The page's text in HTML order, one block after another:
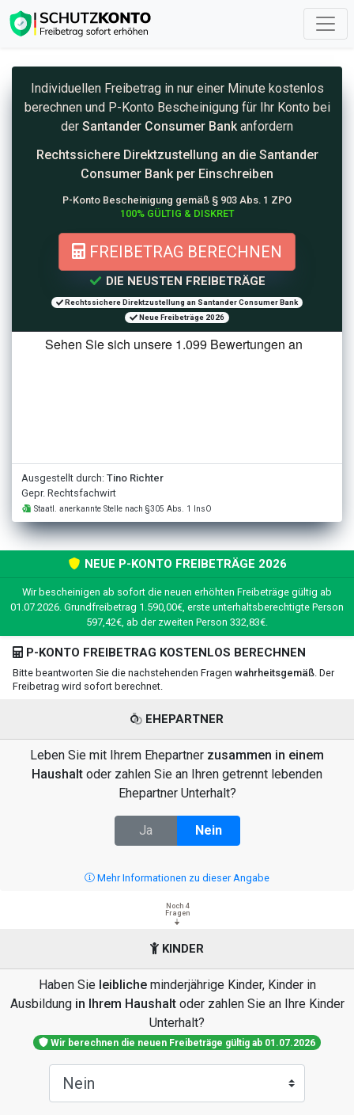
Individuellen Freibetrag in nur einer Minute kostenlos
berechnen und P-Konto Bescheinigung für Ihr Konto bei
der Santander Consumer Bank anfordern
Rechtssichere Direktzustellung an die Santander
Consumer Bank per Einschreiben
P-Konto Bescheinigung gemäß § 903 Abs. 1 ZPO
100% GÜLTIG & DISKRET
FREIBETRAG BERECHNEN
DIE NEUSTEN FREIBETRÄGE
Rechtssichere Direktzustellung an Santander Consumer Bank
Neue Freibeträge 2026
Ausgestellt durch: Tino Richter
Gepr. Rechtsfachwirt
Staatl. anerkannte Stelle nach §305 Abs. 1 InsO
NEUE P-KONTO FREIBETRÄGE 2026
Wir bescheinigen ab sofort die neuen erhöhten Freibeträge gültig ab
01.07.2026. Grundfreibetrag 1.590,00€, erste unterhaltsberechtigte Person
597,42€, ab der zweiten Person 332,83€.
P-KONTO FREIBETRAG KOSTENLOS BERECHNEN
Bitte beantworten Sie die nachstehenden Fragen wahrheitsgemäß . Der
Freibetrag wird sofort berechnet.
EHEPARTNER
Leben Sie mit Ihrem Ehepartner zusammen in einem
Haushalt oder zahlen Sie an Ihren getrennt lebenden
Ehepartner Unterhalt?
Ja Nein
Mehr Informationen zu dieser Angabe
Noch 4
Fragen
KINDER
Haben Sie leiblicheminderjährige Kinder, Kinder in
Ausbildung in Ihrem Haushaltoder zahlen Sie an Ihre Kinder
Unterhalt?
Wir berechnen die neuen Freibeträge gültig ab 01.07.2026